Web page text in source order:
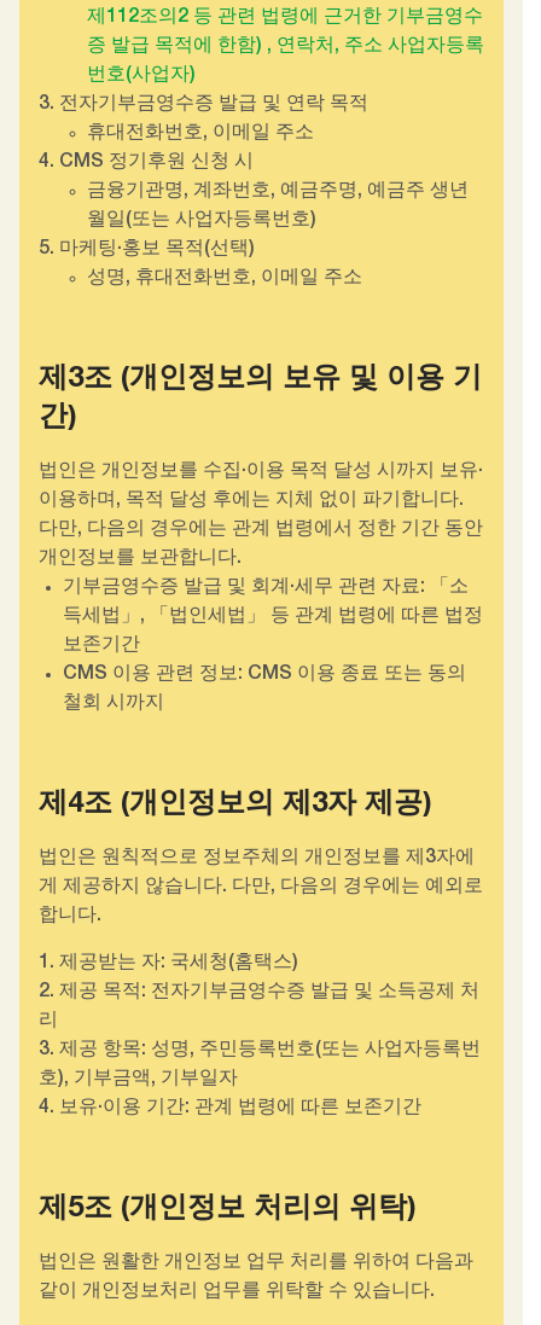
제112조의2 등 관련 법령에 근거한 기부금영수
증 발급 목적에 한함) , 연락처, 주소 사업자등록
번호(사업자)
3. 전자기부금영수증 발급 및 연락 목적
휴대전화번호, 이메일 주소
4. CMS 정기후원 신청 시
금융기관명, 계좌번호, 예금주명, 예금주 생년
월일(또는 사업자등록번호)
5. 마케팅·홍보 목적(선택)
성명, 휴대전화번호, 이메일 주소
제3조 (개인정보의 보유 및 이용 기
간)
법인은 개인정보를 수집·이용 목적 달성 시까지 보유·
이용하며, 목적 달성 후에는 지체 없이 파기합니다.
다만, 다음의 경우에는 관계 법령에서 정한 기간 동안
개인정보를 보관합니다.
기부금영수증 발급 및 회계·세무 관련 자료: 「소
득세법」, 「법인세법」 등 관계 법령에 따른 법정
보존기간
CMS 이용 관련 정보: CMS 이용 종료 또는 동의
철회 시까지
제4조 (개인정보의 제3자 제공)
법인은 원칙적으로 정보주체의 개인정보를 제3자에
게 제공하지 않습니다. 다만, 다음의 경우에는 예외로
합니다.
1. 제공받는 자: 국세청(홈택스)
2. 제공 목적: 전자기부금영수증 발급 및 소득공제 처
리
3. 제공 항목: 성명, 주민등록번호(또는 사업자등록번
호), 기부금액, 기부일자
4. 보유·이용 기간: 관계 법령에 따른 보존기간
제5조 (개인정보 처리의 위탁)
법인은 원활한 개인정보 업무 처리를 위하여 다음과
같이 개인정보처리 업무를 위탁할 수 있습니다.